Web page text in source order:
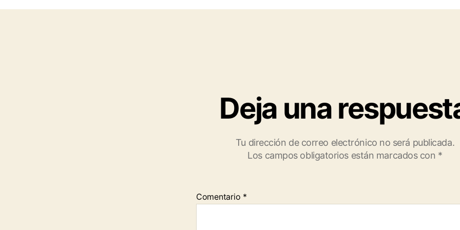
Deja una
Tu dirección de correo electrónico no será publicada.
Los campos obligatorios están marcados con *
Comentario *